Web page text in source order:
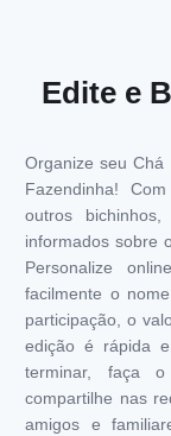
Edite e
Organize seu Chá
Fazendinha!
outros
informados sobre
Personalize
facilmente o
participação, o
edição é rápida
terminar, faça
compartilhe nas
amigos e